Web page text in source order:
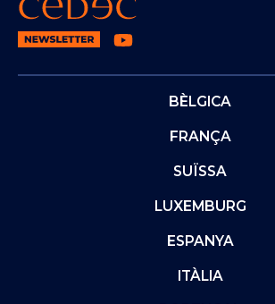
BÈLGICA
FRANÇA
SUÏSSA
LUXEMBURG
ESPANYA
ITÀLIA